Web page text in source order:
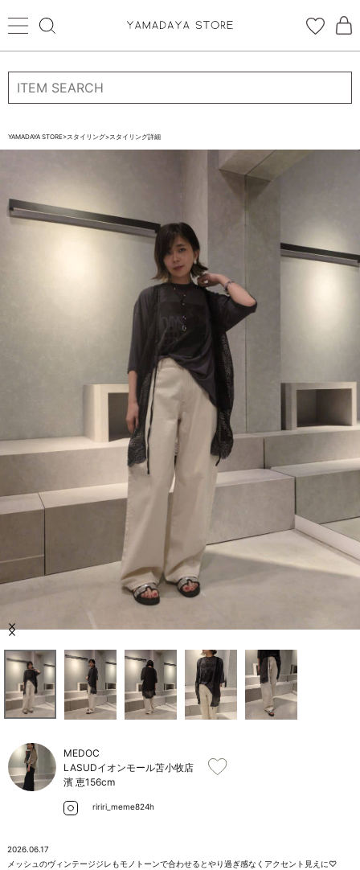
ログイン 新規会員登録
STORE BRAND・LABELから探す
スタイリング
ブランド一覧
サイズガイド
ご利用ガイド/ヘルプ
YAMADAYA STORE>スタイリング>スタイリング詳細
Item
of
MEDOC
LASUDイオンモール苫小牧店
濱 恵156cm
ririri_meme824h
2026.06.17
メッシュのヴィンテージジレもモノトーンで合わせるとやり過ぎ感なくアクセント見えに♡